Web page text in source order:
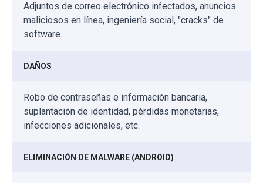
Adjuntos de correo electrónico infectados, anuncios
maliciosos en línea, ingeniería social, "cracks" de
software.
DAÑOS
Robo de contraseñas e información bancaria,
suplantación de identidad, pérdidas monetarias,
infecciones adicionales, etc.
ELIMINACIÓN DE MALWARE (ANDROID)